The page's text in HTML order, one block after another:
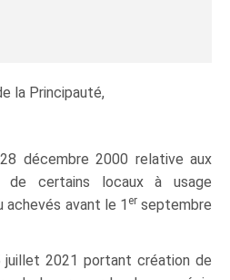
la Principauté,
décembre 2000 relative aux
de certains locaux à usage
achevés avant le 1 erseptembre
juillet 2021 portant création de